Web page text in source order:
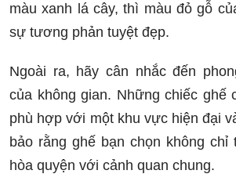
màu xanh lá cây, thì màu đỏ gỗ
sự tương phản tuyệt đẹp.
Ngoài ra, hãy cân nhắc đến
của không gian. Những chiếc ghế
phù hợp với một khu vực hiện đại
bảo rằng ghế bạn chọn không chỉ
hòa quyện với cảnh quan chung.